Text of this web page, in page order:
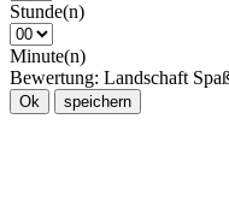
Stunde(n)
Minute(n)
Bewertung: Landschaft
Ok speichern